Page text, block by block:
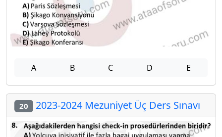
A B C D E
20 2023-2024 Mezuniyet Üç Ders Sınavı